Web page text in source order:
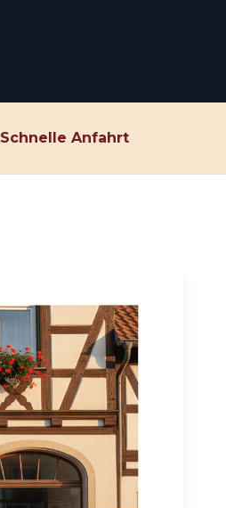
Schnelle Anfahrt